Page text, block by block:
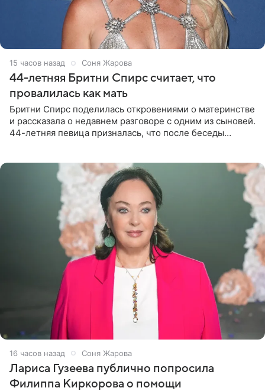
15 часов назад Соня Жарова
44-летняя Бритни Спирс считает, что
провалилась как мать
Бритни Спирс поделилась откровениями о материнстве
и рассказала о недавнем разговоре с одним из сыновей.
44-летняя певица призналась, что после беседы
16 часов назад Соня Жарова
Лариса Гузеева публично попросила
Филиппа Киркорова о помощи